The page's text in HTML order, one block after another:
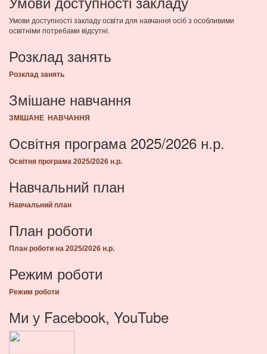
Умови доступності закладу освіти для навчання осіб з особливими
освітніми потребами відсутні.
Розклад занять
Розклад занять
Змішане навчання
ЗМІШАНЕ НАВЧАННЯ
Освітня програма 2025/2026 н.р.
Освітня програма 2025/2026 н.р.
Навчальний план
Навчальний план
План роботи
План роботи на 2025/2026 н.р.
Режим роботи
Режим роботи
Ми у Facebook, YouTube